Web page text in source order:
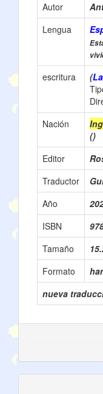
Autor
Lengua
escritura
(
Nación
()
Editor
Traductor
Año
ISBN
Tamaño
Formato
nueva